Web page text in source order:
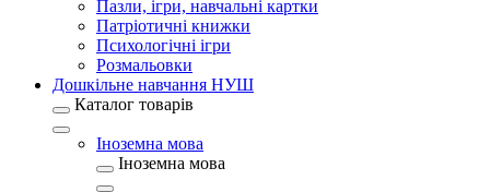
Пазли, ігри, навчальні картки
Патріотичні книжки
Психологічні ігри
Розмальовки
Дошкільне навчання НУШ
Каталог товарів
Іноземна мова
Іноземна мова